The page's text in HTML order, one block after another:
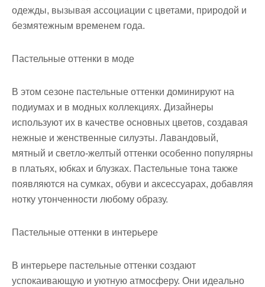
одежды, вызывая ассоциации с цветами, природой и
безмятежным временем года.
Пастельные оттенки в моде
В этом сезоне пастельные оттенки доминируют на
подиумах и в модных коллекциях. Дизайнеры
используют их в качестве основных цветов, создавая
нежные и женственные силуэты. Лавандовый,
мятный и светло-желтый оттенки особенно популярны
в платьях, юбках и блузках. Пастельные тона также
появляются на сумках, обуви и аксессуарах, добавляя
нотку утонченности любому образу.
Пастельные оттенки в интерьере
В интерьере пастельные оттенки создают
успокаивающую и уютную атмосферу. Они идеально